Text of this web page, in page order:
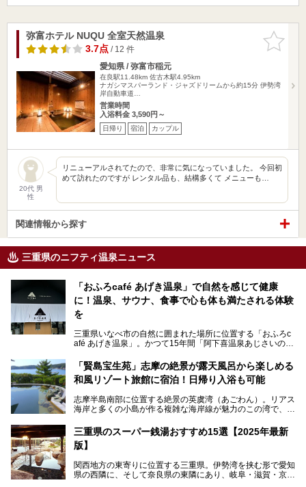
お気に入
りに追加
弥富ホテル NUQU 全室天然温泉
3.7点/ 12 件
愛知県 / 弥富市稲元
在良駅11.48km 佐古木駅4.95km
ナガシマスパーランド・ジャズドリームから約15分 伊勢湾
岸自動車道…
営業時間
入浴料金 3,590円～
日帰り 宿泊 カップル
20代 男
性
リニューアルされてたので、非常に気になっていました。 今回初
めて訪れたのですが レンタル品も、結構多くて メニューも…
関連情報から探す
三重県のニフティ温泉ニュース
「おふろcafé あげき温泉」で自然を感じて健康
に！温泉、サウナ、食事で心も体も満たされる体験
を
三重県いなべ市の自然に囲まれた場所に位置する「おふろc
afé あげき温泉」。かつて15年間「阿下喜温泉あじさいの
泊が楽しめる施設として2024年4月に新しく生まれ変わりま
した！
ていた施設……。今回は、地元の方から観光客まで楽しめる
「おふろcafé あげき温泉」をじっくりご紹介していきま
「賢島宝生苑」志摩の絶景が露天風呂から楽しめる
和風リゾート旅館に宿泊！日帰り入浴も可能
志摩半島南部に位置する絶景の英虞湾（あごわん）。リアス
海岸と多くの小島が作る複雑な海岸線が魅力のこの湾で、最
らも英虞湾が一望できる人気の旅館「賢島宝生苑（かしこじ
まほうじょうえん）」をご紹介します。日帰り入浴もできま
すよ！
───
提供元：賢島宝生苑【PR】
三重県のスーパー銭湯おすすめ15選【2025年最新
版】
関西地方の東寄りに位置する三重県。伊勢湾を挟む形で愛知
県の西隣に、そして奈良県の東隣にあり、岐阜・滋賀・京